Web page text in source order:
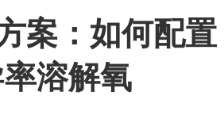
案：如何配置
溶解氧